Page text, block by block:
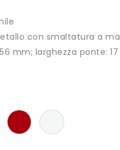
con smaltatura a
mm; larghezza ponte: